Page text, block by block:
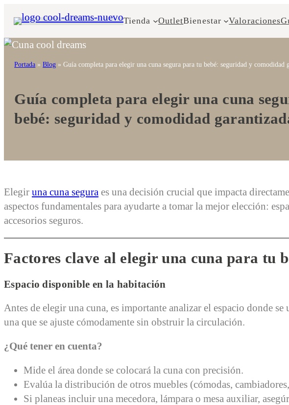
Saltar
contenido
Tienda OutletBienestar Valoraciones
Portada »Blog »Guía completa para elegir una cuna segura para tu bebé: seguridad y comodidad
Guía completa para elegir una cuna
bebé: seguridad y comodidad
Elegir una cuna segura es una decisión crucial que impacta
aspectos fundamentales para ayudarte a tomar la mejor elección:
accesorios seguros.
Factores clave al elegir una cuna para tu
Espacio disponible en la habitación
Antes de elegir una cuna, es importante analizar el espacio donde
una que se ajuste cómodamente sin obstruir la circulación.
¿Qué tener en cuenta?
Mide el área donde se colocará la cuna con precisión.
Evalúa la distribución de otros muebles (cómodas,
Si planeas incluir una mecedora, lámpara o mesa auxiliar,